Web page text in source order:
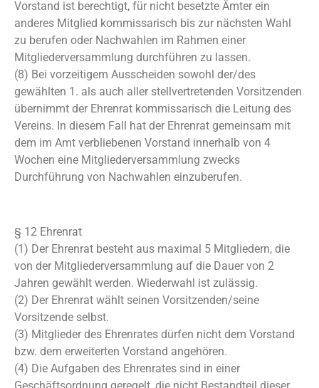
Vorstand ist berechtigt, für nicht besetzte Ämter ein
anderes Mitglied kommissarisch bis zur nächsten Wahl
zu berufen oder Nachwahlen im Rahmen einer
Mitgliederversammlung durchführen zu lassen.
(8) Bei vorzeitigem Ausscheiden sowohl der/des
gewählten 1. als auch aller stellvertretenden Vorsitzenden
übernimmt der Ehrenrat kommissarisch die Leitung des
Vereins. In diesem Fall hat der Ehrenrat gemeinsam mit
dem im Amt verbliebenen Vorstand innerhalb von 4
Wochen eine Mitgliederversammlung zwecks
Durchführung von Nachwahlen einzuberufen.
§ 12 Ehrenrat
(1) Der Ehrenrat besteht aus maximal 5 Mitgliedern, die
von der Mitgliederversammlung auf die Dauer von 2
Jahren gewählt werden. Wiederwahl ist zulässig.
(2) Der Ehrenrat wählt seinen Vorsitzenden/seine
Vorsitzende selbst.
(3) Mitglieder des Ehrenrates dürfen nicht dem Vorstand
bzw. dem erweiterten Vorstand angehören.
(4) Die Aufgaben des Ehrenrates sind in einer